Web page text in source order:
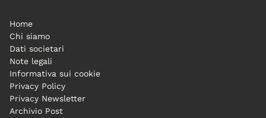
Home
Chi siamo
Dati societari
Note legali
Informativa sui cookie
Privacy Policy
Privacy Newsletter
Archivio Post